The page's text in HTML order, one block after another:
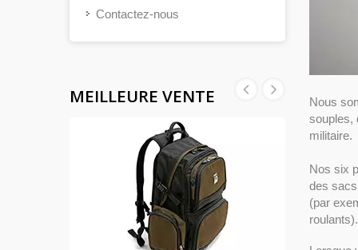
Contactez-nous
MEILLEURE VENTE
Nous
souples,
militaire.
Nos six
des
(par
roulants).